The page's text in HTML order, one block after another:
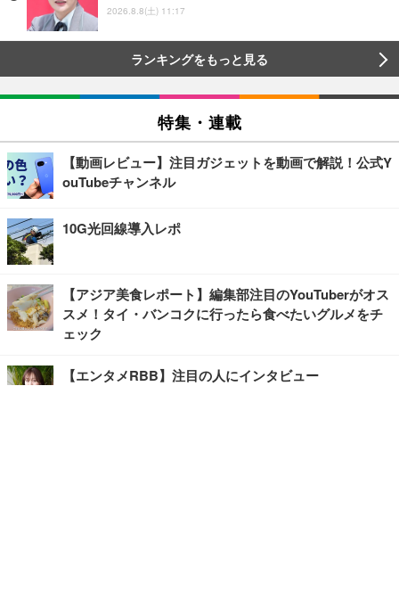
2026.8.8(土) 11:17
ランキングをもっと見る
特集・連載
【動画レビュー】注目ガジェットを動画で解説！公式Y
ouTubeチャンネル
10G光回線導入レポ
【アジア美食レポート】編集部注目のYouTuberがオス
スメ！タイ・バンコクに行ったら食べたいグルメをチ
ェック
【エンタメRBB】注目の人にインタビュー